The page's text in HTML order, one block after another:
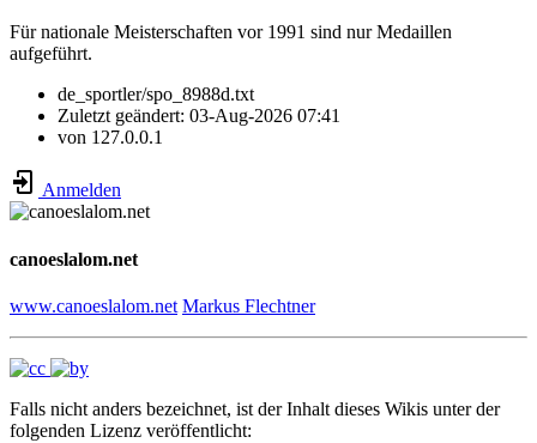
Für nationale Meisterschaften vor 1991 sind nur Medaillen
aufgeführt.
de_sportler/spo_8988d.txt
Zuletzt geändert: 03-Aug-2026 07:41
von 127.0.0.1
Anmelden
canoeslalom.net
www.canoeslalom.net Markus Flechtner
Falls nicht anders bezeichnet, ist der Inhalt dieses Wikis unter der
folgenden Lizenz veröffentlicht: